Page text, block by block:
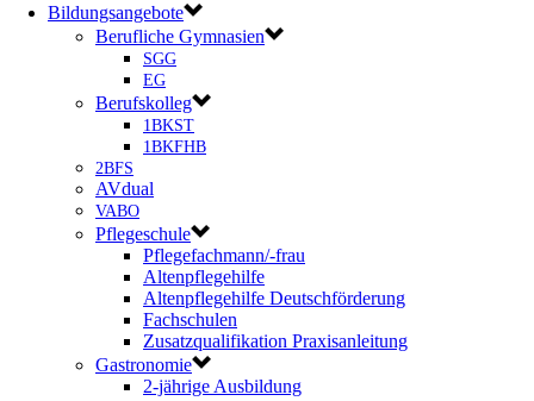
Bildungsangebote
Berufliche Gymnasien
SGG
EG
Berufskolleg
1BKST
1BKFHB
2BFS
AVdual
VABO
Pflegeschule
Pflegefachmann/-frau
Altenpflegehilfe
Altenpflegehilfe Deutschförderung
Fachschulen
Zusatzqualifikation Praxisanleitung
Gastronomie
2-jährige Ausbildung